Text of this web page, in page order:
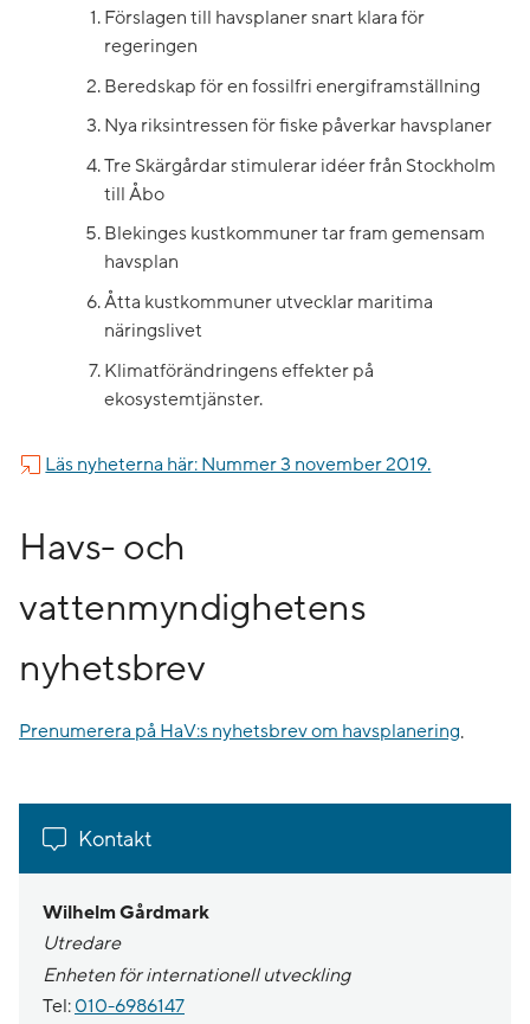
Förslagen till havsplaner snart klara för
regeringen
Beredskap för en fossilfri energiframställning
Nya riksintressen för fiske påverkar havsplaner
Tre Skärgårdar stimulerar idéer från Stockholm
till Åbo
Blekinges kustkommuner tar fram gemensam
havsplan
Åtta kustkommuner utvecklar maritima
näringslivet
Klimatförändringens effekter på
ekosystemtjänster.
Läs nyheterna här: Nummer 3 november 2019.
Havs- och
vattenmyndighetens
nyhetsbrev
Prenumerera på HaV:s nyhetsbrev om havsplanering.
Kontakt
Wilhelm Gårdmark
Utredare
Enheten för internationell utveckling
Tel: 010-6986147